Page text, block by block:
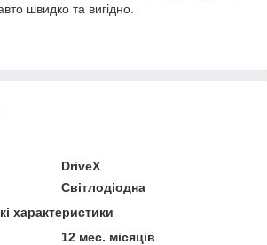
швидко та вигідно.
DriveX
Світлодіодна
характеристики
12 мес. місяців